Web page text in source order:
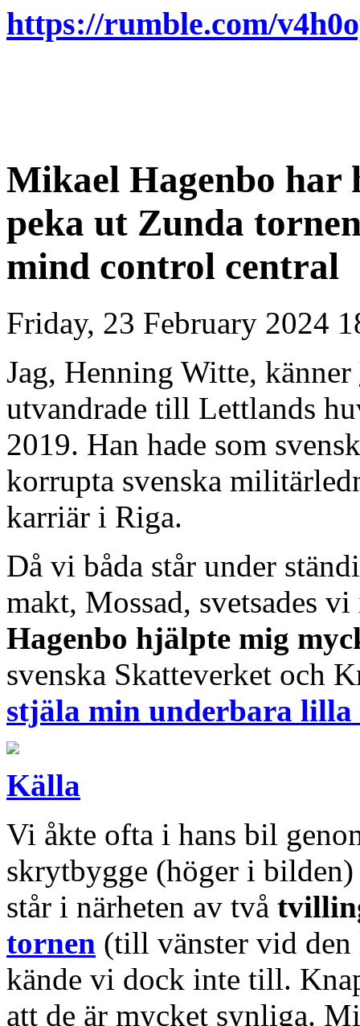
https://rumble.com/
Mikael Hagenbo
peka ut Zunda
mind control central
Friday, 23 February 2024
Jag, Henning Witte, känner
utvandrade till Lettlands
2019. Han hade som
korrupta svenska
karriär i Riga.
Då vi båda står under
makt, Mossad, svetsades
Hagenbo hjälpte mig
svenska Skatteverket och
stjäla min underbara lilla
Källa
Vi åkte ofta i hans bil
skrytbygge (höger i
står i närheten av två
tornen (till vänster vid den
kände vi dock inte till.
att de är mycket synliga.